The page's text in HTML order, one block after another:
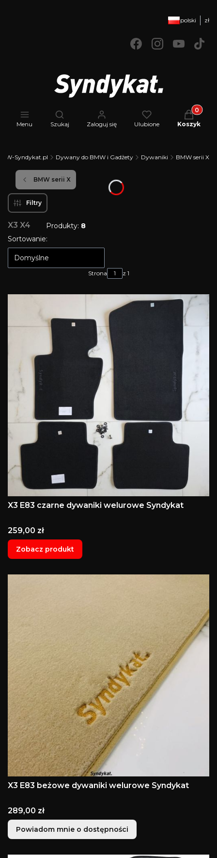
polski zł
Menu
Otwórz wyszukiwarkę
Szukaj Zaloguj się Ulubione
Produkty
Koszyk
Syndykat.pl Dywany do BMW i Gadżety Dywaniki BMW serii X
BMW serii X
Filtry
X3 X4 Produkty: 8
Lista produktów
Sortowanie:
Domyślne
Strona z 1
X3 E83 czarne dywaniki welurowe Syndykat
Cena
259,00 zł
Zobacz produkt
X3 E83 beżowe dywaniki welurowe Syndykat
Cena
289,00 zł
Powiadom mnie o dostępności